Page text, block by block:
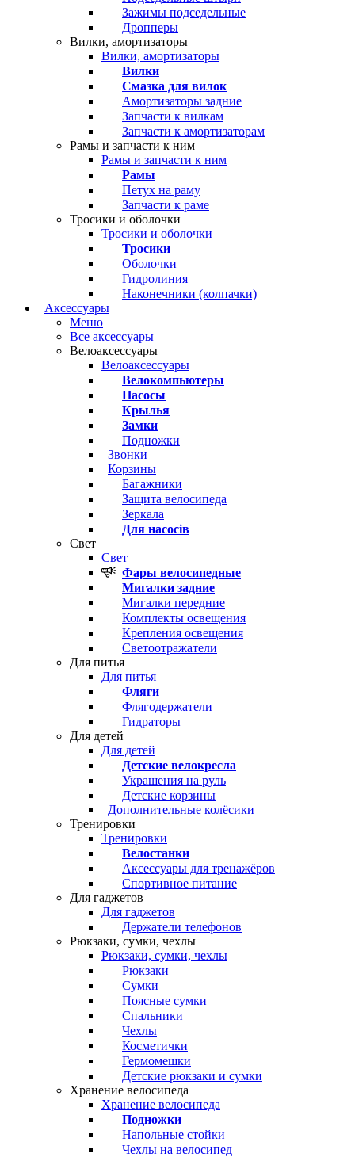
Зажимы подседельные
Дропперы
Вилки, амортизаторы
Вилки, амортизаторы
Вилки
Смазка для вилок
Амортизаторы задние
Запчасти к вилкам
Запчасти к амортизаторам
Рамы и запчасти к ним
Рамы и запчасти к ним
Рамы
Петух на раму
Запчасти к раме
Тросики и оболочки
Тросики и оболочки
Тросики
Оболочки
Гидролиния
Наконечники (колпачки)
Аксессуары
Меню
Все аксессуары
Велоаксессуары
Велоаксессуары
Велокомпьютеры
Насосы
Крылья
Замки
Подножки
Звонки
Корзины
Багажники
Защита велосипеда
Зеркала
Для насосів
Свет
Свет
Фары велосипедные
Мигалки задние
Мигалки передние
Комплекты освещения
Крепления освещения
Светоотражатели
Для питья
Для питья
Фляги
Флягодержатели
Гидраторы
Для детей
Для детей
Детские велокресла
Украшения на руль
Детские корзины
Дополнительные колёсики
Тренировки
Тренировки
Велостанки
Аксессуары для тренажёров
Спортивное питание
Для гаджетов
Для гаджетов
Держатели телефонов
Рюкзаки, сумки, чехлы
Рюкзаки, сумки, чехлы
Рюкзаки
Сумки
Поясные сумки
Спальники
Чехлы
Косметички
Гермомешки
Детские рюкзаки и сумки
Хранение велосипеда
Хранение велосипеда
Подножки
Напольные стойки
Чехлы на велосипед